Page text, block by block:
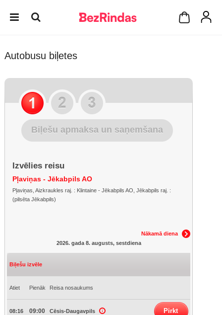
Autobusu biļetes
Biļešu apmaksa un saņemšana
Izvēlies reisu
Pļaviņas - Jēkabpils AO
Pļaviņas, Aizkraukles raj. : Klintaine - Jēkabpils AO, Jēkabpils raj. :
(pilsēta Jēkabpils)
Nākamā diena
2026. gada 8. augusts, sestdiena
Biļešu izvēle
Atiet Pienāk Reisa nosaukums
08:16 09:00 Cēsis-Daugavpils Pirkt